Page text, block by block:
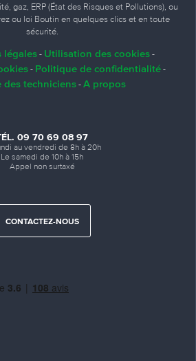
gaz, ERP (État des Risques et Pollutions), ou
ou loi Boutin en quelques clics et en toute
sécurité.
légales - Utilisation des cookies -
- Politique de confidentialité -
des techniciens- A propos
09 70 69 08 97
au vendredi de 8h à 20h
Le samedi de 10h à 15h
Appel non surtaxé
CONTACTEZ-NOUS